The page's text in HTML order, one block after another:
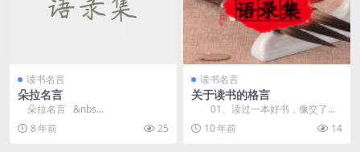
读书名言
朵拉名言
朵拉名言 &nbs...
8 年前
25
读书名言
关于读书的格言
01、读过一本好书，像交了一
个益友。——臧克家 &n...
10 年前 14